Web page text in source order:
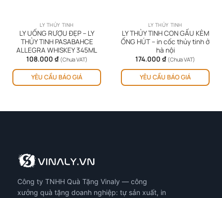
LY THỦY TINH
LY UỐNG RƯỢU ĐẸP – LY
THỦY TINH PASABAHCE
ALLEGRA WHISKEY 345ML
108.000 ₫ (Chưa VAT)
YÊU CẦU BÁO GIÁ
LY THỦY TINH
LY THỦY TINH CON GẤU KÈM
ỐNG HÚT – in cốc thủy tinh ở
hà nội
174.000 ₫ (Chưa VAT)
YÊU CẦU BÁO GIÁ
Công ty TNHH Quà Tặng Vinaly — công
xưởng quà tặng doanh nghiệp: tự sản xuất, in